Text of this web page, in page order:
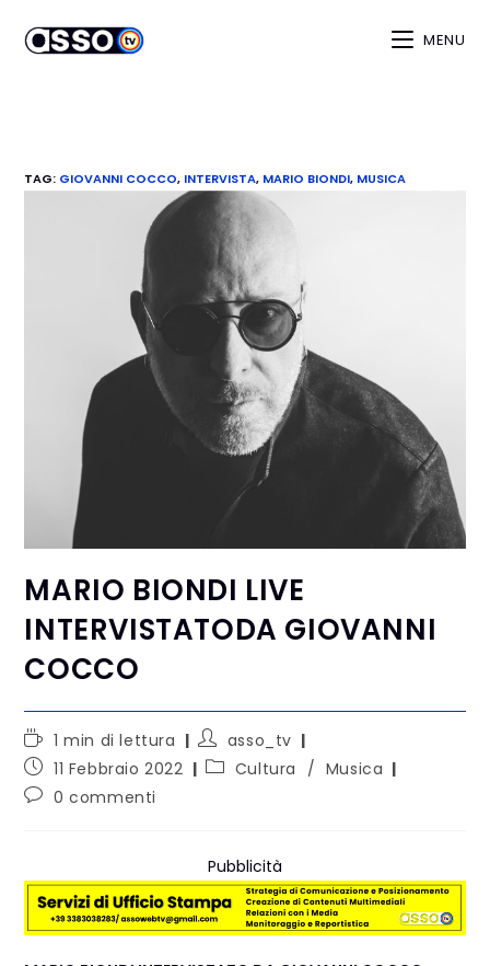
MENU
TAG: GIOVANNI COCCO, INTERVISTA, MARIO BIONDI, MUSICA
MARIO BIONDI LIVE
INTERVISTATODA GIOVANNI
COCCO
1 min di lettura
asso_tv
11 Febbraio 2022
Cultura / Musica
0 commenti
Pubblicità